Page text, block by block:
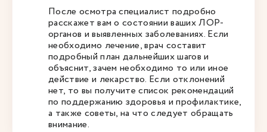
После осмотра специалист подробно
расскажет вам о состоянии ваших ЛОР-
органов и выявленных заболеваниях. Если
необходимо лечение, врач составит
подробный план дальнейших шагов и
объяснит, зачем необходимо то или иное
действие и лекарство. Если отклонений
нет, то вы получите список рекомендаций
по поддержанию здоровья и профилактике,
а также советы, на что следует обращать
внимание.